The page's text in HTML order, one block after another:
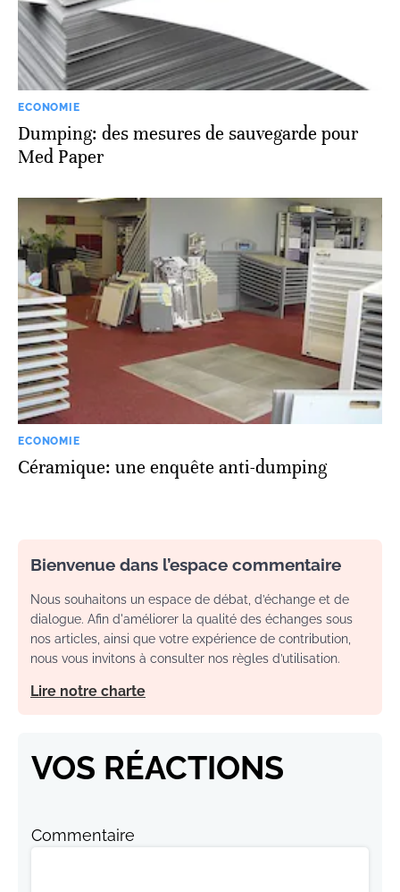
ECONOMIE
Dumping: des mesures de sauvegarde pour
Med Paper
ECONOMIE
Céramique: une enquête anti-dumping
Bienvenue dans l’espace commentaire
Nous souhaitons un espace de débat, d’échange et de
dialogue. Afin d'améliorer la qualité des échanges sous
nos articles, ainsi que votre expérience de contribution,
nous vous invitons à consulter nos règles d’utilisation.
Lire notre charte
VOS RÉACTIONS
Commentaire